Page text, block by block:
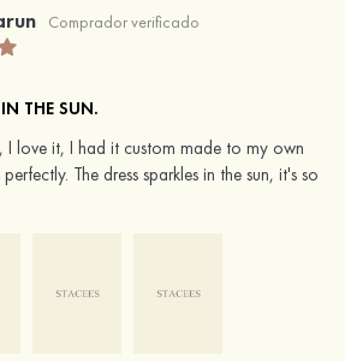
Comprador verificado
IN THE SUN.
I love it, I had it custom made to my own
The dress sparkles in the sun, it's so